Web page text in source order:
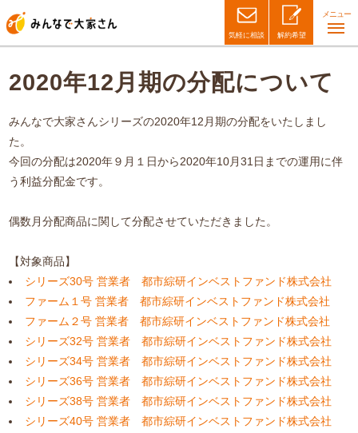
気軽に相談 解約希望
メニュー
2020年12月期の分配について
みんなで大家さんシリーズの2020年12月期の分配をいたしまし
た。
今回の分配は2020年９月１日から2020年10月31日までの運用に伴
う利益分配金です。
偶数月分配商品に関して分配させていただきました。
【対象商品】
シリーズ30号 営業者 都市綜研インベストファンド株式会社
ファーム１号 営業者 都市綜研インベストファンド株式会社
ファーム２号 営業者 都市綜研インベストファンド株式会社
シリーズ32号 営業者 都市綜研インベストファンド株式会社
シリーズ34号 営業者 都市綜研インベストファンド株式会社
シリーズ36号 営業者 都市綜研インベストファンド株式会社
シリーズ38号 営業者 都市綜研インベストファンド株式会社
シリーズ40号 営業者 都市綜研インベストファンド株式会社